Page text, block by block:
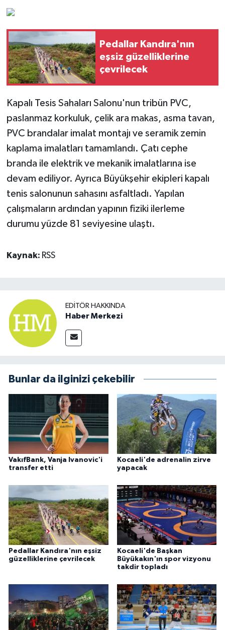
Pedallar Kandıra'nın
eşsiz güzelliklerine
çevrilecek
Kapalı Tesis Sahaları Salonu'nun tribün PVC,
paslanmaz korkuluk, çelik ara makas, asma tavan,
PVC brandalar imalat montajı ve seramik zemin
kaplama imalatları tamamlandı. Çatı cephe
branda ile elektrik ve mekanik imalatlarına ise
devam ediliyor. Ayrıca Büyükşehir ekipleri kapalı
tenis salonunun sahasını asfaltladı. Yapılan
çalışmaların ardından yapının fiziki ilerleme
durumu yüzde 81 seviyesine ulaştı.
Kaynak: RSS
EDITÖR HAKKINDA
Haber Merkezi
Bunlar da ilginizi çekebilir
VakıfBank, Vanja Ivanovic'i
transfer etti
Kocaeli'de adrenalin zirve
yapacak
Pedallar Kandıra'nın eşsiz
güzelliklerine çevrilecek
Kocaeli'de Başkan
Büyükakın'ın spor vizyonu
takdir topladı